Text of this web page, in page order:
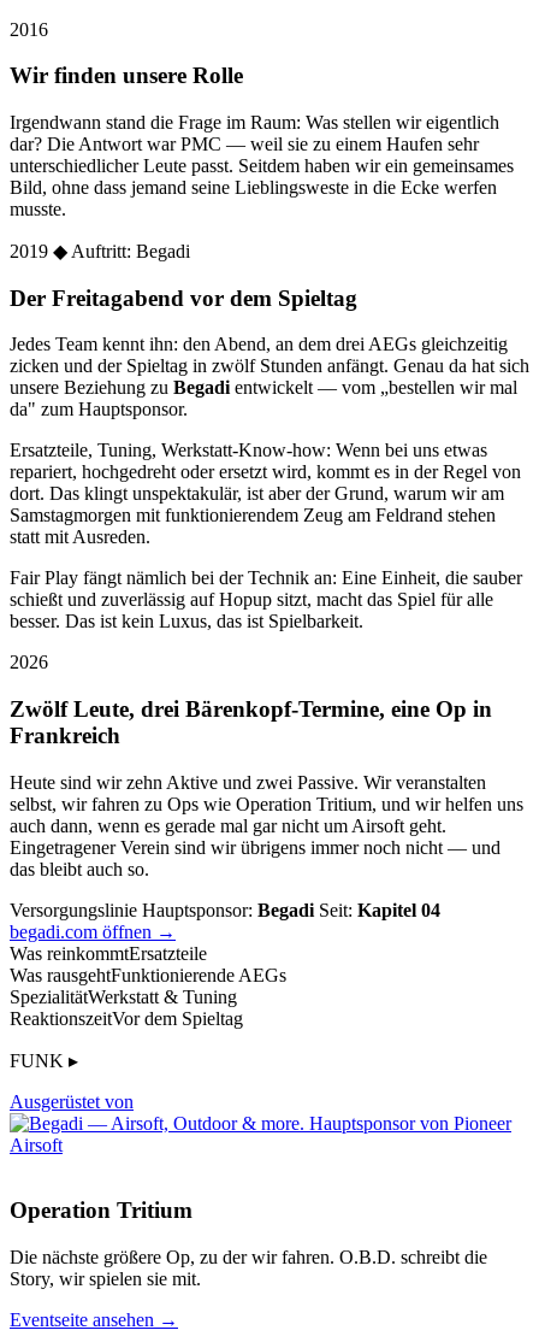
2016
Wir finden unsere Rolle
Irgendwann stand die Frage im Raum: Was stellen wir eigentlich
dar? Die Antwort war PMC — weil sie zu einem Haufen sehr
unterschiedlicher Leute passt. Seitdem haben wir ein gemeinsames
Bild, ohne dass jemand seine Lieblingsweste in die Ecke werfen
musste.
2019 ◆ Auftritt: Begadi
Der Freitagabend vor dem Spieltag
Jedes Team kennt ihn: den Abend, an dem drei AEGs gleichzeitig
zicken und der Spieltag in zwölf Stunden anfängt. Genau da hat sich
unsere Beziehung zu Begadientwickelt — vom „bestellen wir mal
da" zum Hauptsponsor.
Ersatzteile, Tuning, Werkstatt-Know-how: Wenn bei uns etwas
repariert, hochgedreht oder ersetzt wird, kommt es in der Regel von
dort. Das klingt unspektakulär, ist aber der Grund, warum wir am
Samstagmorgen mit funktionierendem Zeug am Feldrand stehen
statt mit Ausreden.
Fair Play fängt nämlich bei der Technik an: Eine Einheit, die sauber
schießt und zuverlässig auf Hopup sitzt, macht das Spiel für alle
besser. Das ist kein Luxus, das ist Spielbarkeit.
2026
Zwölf Leute, drei Bärenkopf-Termine, eine Op in
Frankreich
Heute sind wir zehn Aktive und zwei Passive. Wir veranstalten
selbst, wir fahren zu Ops wie Operation Tritium, und wir helfen uns
auch dann, wenn es gerade mal gar nicht um Airsoft geht.
Eingetragener Verein sind wir übrigens immer noch nicht — und
das bleibt auch so.
Versorgungslinie Hauptsponsor: Begadi Seit: Kapitel 04
begadi.com öffnen →
Was reinkommtErsatzteile
Was rausgehtFunktionierende AEGs
SpezialitätWerkstatt & Tuning
ReaktionszeitVor dem Spieltag
FUNK ▸
Ausgerüstet von
Operation Tritium
Die nächste größere Op, zu der wir fahren. O.B.D. schreibt die
Story, wir spielen sie mit.
Eventseite ansehen →